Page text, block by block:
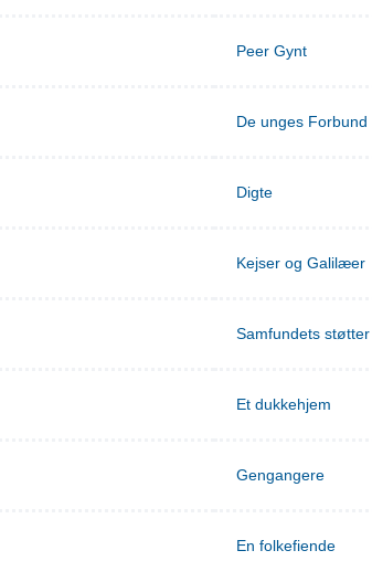
Peer Gynt
De unges Forbund
Digte
Kejser og Galilæer
Samfundets støtter
Et dukkehjem
Gengangere
En folkefiende